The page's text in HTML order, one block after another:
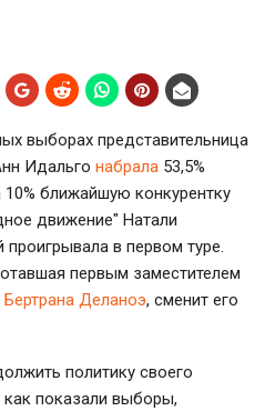
выборах представительница
Идальго набрала 53,5%
ближайшую конкурентку
движение" Натали
в первом туре.
первым заместителем
Бертрана Деланоэ, сменит его
политику своего
показали выборы,